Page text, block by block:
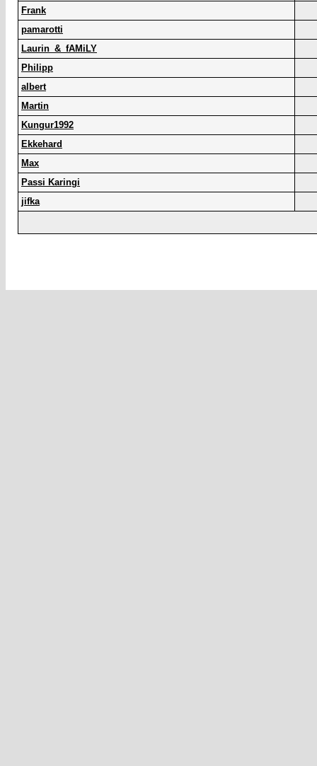
Frank
pamarotti
Laurin_&_fAMiLY
Philipp
albert
Martin
Kungur1992
Ekkehard
Max
Passi Karingi
jifka